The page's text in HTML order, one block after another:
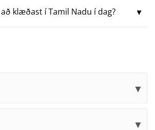
klæðast í Tamil Nadu í dag?